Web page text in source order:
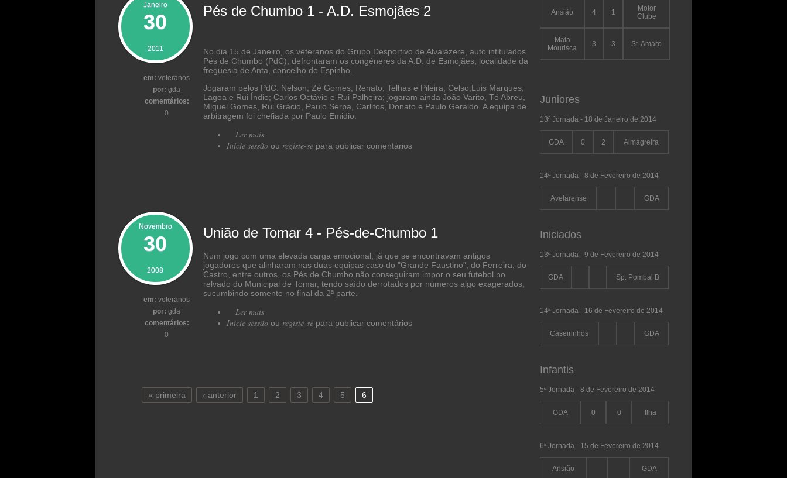
Janeiro
30
2011
em: veteranos
por: gda
comentários:
0
Pés de Chumbo 1 - A.D. Esmojães 2
No dia 15 de Janeiro, os veteranos do Grupo Desportivo de Alvaiázere, auto intitulados
Pés de Chumbo (PdC), defrontaram os congéneres da A.D. de Esmojães, localidade da
freguesia de Anta, concelho de Espinho.
Jogaram pelos PdC: Nelson, Zé Gomes, Renato, Telhas e Pileira; Celso,Luis Marques,
Lagoa e Rui Índio; Carlos Octávio e Rui Palheira; jogaram ainda João Varito, Tó Abreu,
Miguel Gomes, Rui Grácio, Paulo Serpa, Carlitos, Donato e Paulo Geraldo. A equipa de
arbitragem foi chefiada por Paulo Emidio.
Ler mais
Inicie sessão ou registe-se para publicar comentários
Novembro
30
2008
em: veteranos
por: gda
comentários:
0
União de Tomar 4 - Pés-de-Chumbo 1
Num jogo com uma elevada carga emocional, já que se encontravam antigos
jogadores que alinharam nas duas equipas caso do "Grande Faustino", do Ferreira, do
Castro, entre outros, os Pés de Chumbo não conseguiram impor o seu futebol no
relvado do Municipal de Tomar, tendo saído derrotados por números algo exagerados,
sucumbindo somente no final da 2ª parte.
Ler mais
Inicie sessão ou registe-se para publicar comentários
« primeira ‹ anterior 1 2 3 4 5 6
Ansião 4 1
Motor
Clube
Mata
Mourisca
3 3 St. Amaro
Juniores
13ª Jornada - 18 de Janeiro de 2014
GDA 0 2 Almagreira
14ª Jornada - 8 de Fevereiro de 2014
Avelarense GDA
Iniciados
13ª Jornada - 9 de Fevereiro de 2014
GDA Sp. Pombal B
14ª Jornada - 16 de Fevereiro de 2014
Caseirinhos GDA
Infantis
5ª Jornada - 8 de Fevereiro de 2014
GDA 0 0 Ilha
6ª Jornada - 15 de Fevereiro de 2014
Ansião GDA